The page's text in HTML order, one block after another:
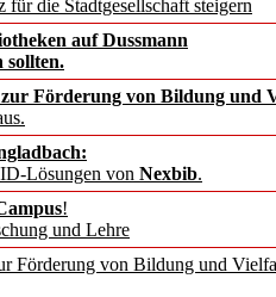
die Stadtgesellschaft steigern
auf Dussmann
sollten.
Förderung von Bildung und
Lösungen von Nexbib.
!
und Lehre
Förderung von Bildung und
erstes
–